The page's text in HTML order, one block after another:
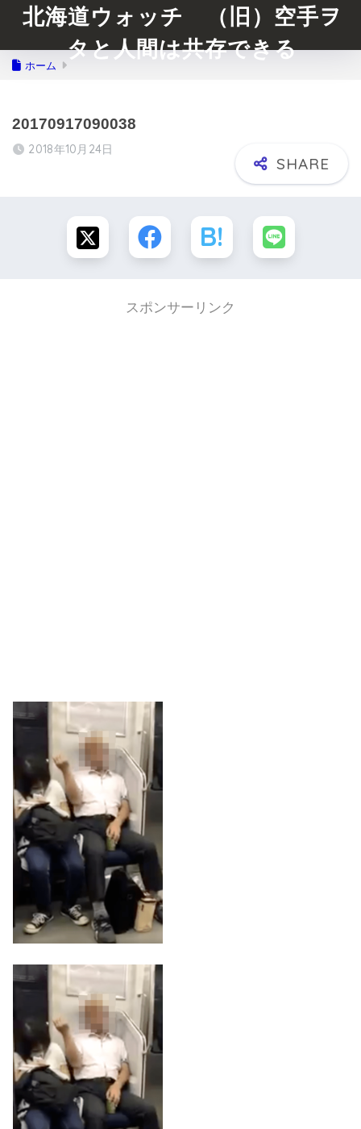
北海道ウォッチ （旧）空手ヲ
タと人間は共存できる
ホーム
20170917090038
2018年10月24日
スポンサーリンク